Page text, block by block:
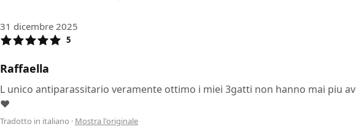
31 dicembre 2025
5
Raffaella
L unico antiparassitario veramente ottimo i miei 3gatti non hanno mai piu
❤️
Tradotto in italiano · Mostra l'originale